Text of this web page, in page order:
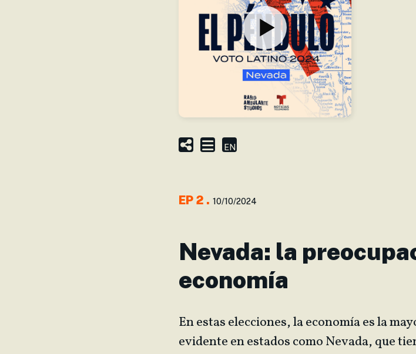
EN
EP 2 . 10/10/2024
Nevada: la
economía
En estas elecciones, la economía es la
evidente en estados como Nevada, que